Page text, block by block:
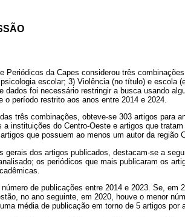
Periódicos da Capes considerou três
escolar; 3) Violência (no título) e escola
dados foi necessário restringir a busca usando
o período restrito aos anos entre 2014 e 2024.
três combinações, obteve-se 303 artigos para
a instituições do Centro-Oeste e artigos que
que possuem ao menos um autor da região
gerais dos artigos publicados, destacam-se a
os periódicos que mais publicaram os
de publicações entre 2014 e 2023. Se, em
no ano seguinte, em 2020, houve o menor
média de publicação em torno de 5 artigos por